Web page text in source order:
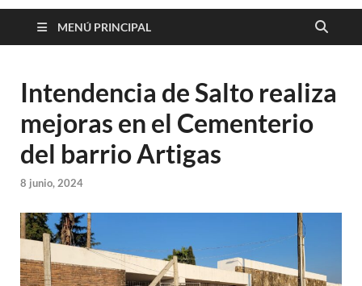
MENÚ PRINCIPAL
Intendencia de Salto realiza
mejoras en el Cementerio
del barrio Artigas
8 junio, 2024